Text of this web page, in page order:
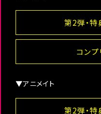
第2弾・
コンプ
▼アニメイト
第2弾・